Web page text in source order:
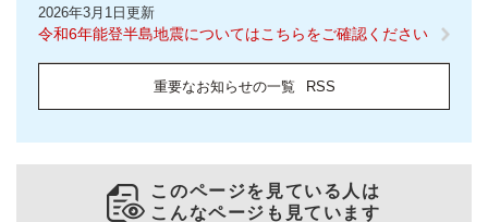
2026年3月1日更新
令和6年能登半島地震についてはこちらをご確認ください
重要なお知らせの一覧 RSS
このページを見ている人は
こんなページも見ています